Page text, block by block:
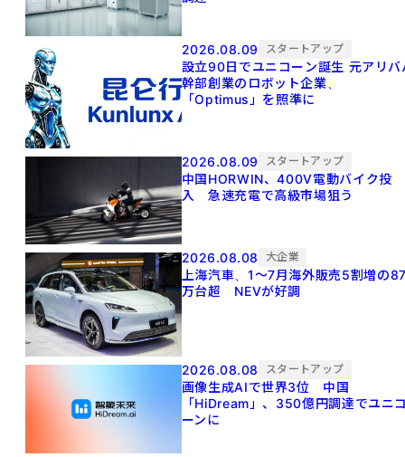
2026.08.09 スタートアップ
設立90日でユニコーン誕生 元アリババ
幹部創業のロボット企業、
「Optimus」を照準に
2026.08.09 スタートアップ
中国HORWIN、400V電動バイク投
入 急速充電で高級市場狙う
2026.08.08 大企業
上海汽車、1～7月海外販売5割増の
万台超 NEVが好調
2026.08.08 スタートアップ
画像生成AIで世界3位 中国
「HiDream」、350億円調達でユニ
ーンに